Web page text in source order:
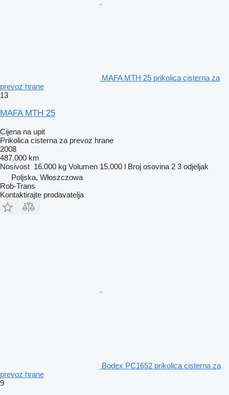
MAFA MTH 25 prikolica cisterna za
prevoz hrane
13
MAFA MTH 25
Cijena na upit
Prikolica cisterna za prevoz hrane
2008
487.000 km
Nosivost 16.000 kg Volumen 15.000 l Broj osovina 2 3 odjeljak
Poljska, Włoszczowa
Rob-Trans
Kontaktirajte prodavatelja
Bodex PC1652 prikolica cisterna za
prevoz hrane
9